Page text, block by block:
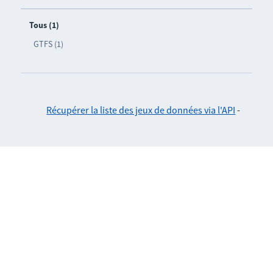
Tous (1)
GTFS (1)
Récupérer la liste des jeux de données via l'API -